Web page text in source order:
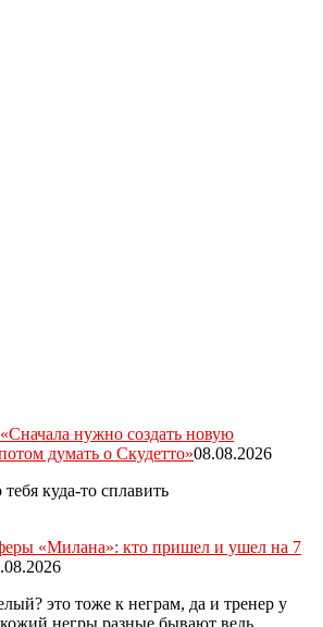
нужно создать новую
думать о Скудетто»08.08.2026
куда-то сплавить
«Милана»: кто пришел и ушел на 7
это тоже к неграм, да и тренер у
разные бывают ведь,